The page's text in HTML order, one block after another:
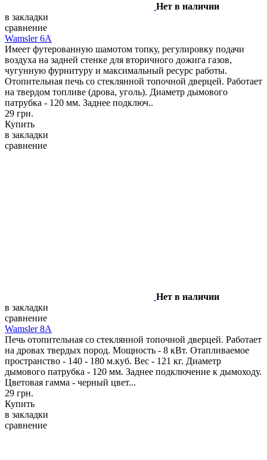
Нет в наличии
в закладки
сравнение
Wamsler 6A
Имеет футерованную шамотом топку, регулировку подачи
воздуха на задней стенке для вторичного дожига газов,
чугунную фурнитуру и максимальный ресурс работы.
Отопительная печь со стеклянной топочной дверцей. Работает
на твердом топливе (дрова, уголь). Диаметр дымового
патрубка - 120 мм. Заднее подключ..
29 грн.
Купить
в закладки
сравнение
Нет в наличии
в закладки
сравнение
Wamsler 8A
Печь отопительная со стеклянной топочной дверцей. Работает
на дровах твердых пород. Мощность - 8 кВт. Отапливаемое
пространство - 140 - 180 м.куб. Вес - 121 кг. Диаметр
дымового патрубка - 120 мм. Заднее подключение к дымоходу.
Цветовая гамма - черный цвет...
29 грн.
Купить
в закладки
сравнение